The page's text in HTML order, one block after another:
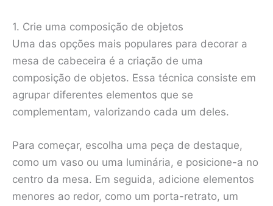
1. Crie uma composição de objetos
Uma das opções mais populares para decorar a
mesa de cabeceira é a criação de uma
composição de objetos. Essa técnica consiste em
agrupar diferentes elementos que se
complementam, valorizando cada um deles.
Para começar, escolha uma peça de destaque,
como um vaso ou uma luminária, e posicione-a no
centro da mesa. Em seguida, adicione elementos
menores ao redor, como um porta-retrato, um